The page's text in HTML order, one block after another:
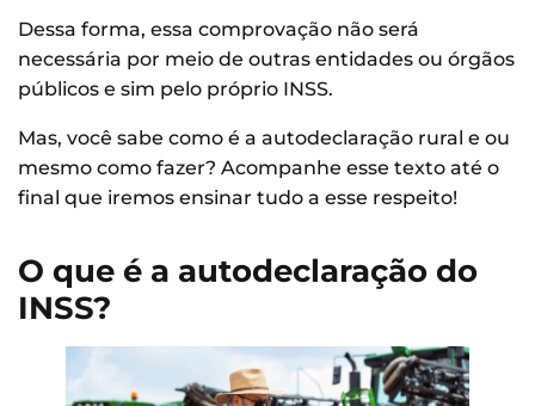
Dessa forma, essa comprovação não será
necessária por meio de outras entidades ou órgãos
públicos e sim pelo próprio INSS.
Mas, você sabe como é a autodeclaração rural e ou
mesmo como fazer? Acompanhe esse texto até o
final que iremos ensinar tudo a esse respeito!
O que é a autodeclaração do
INSS?